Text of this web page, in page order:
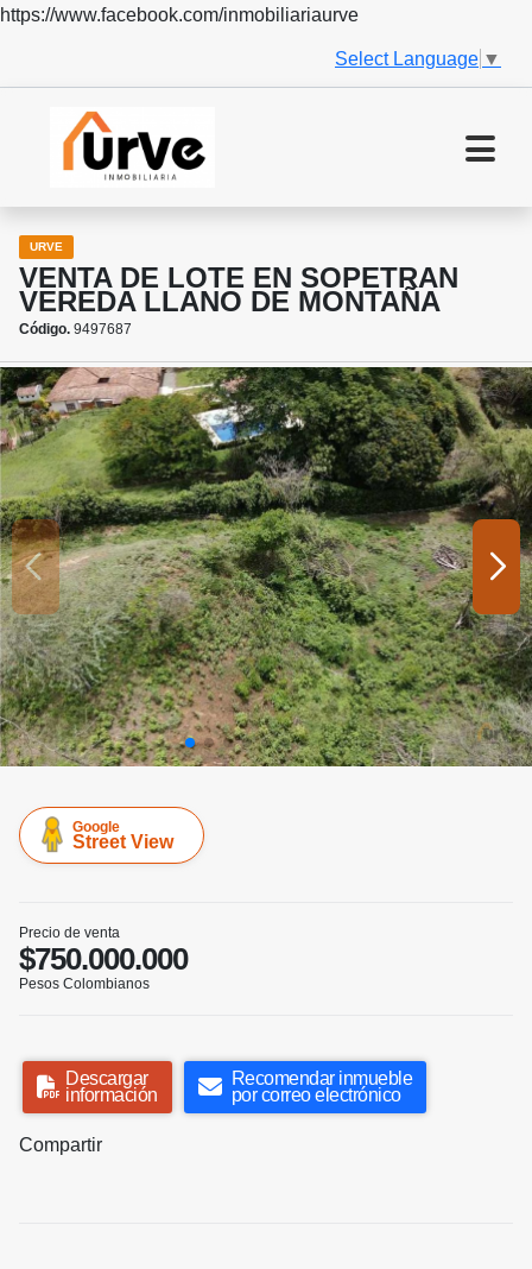
https://www.facebook.com/inmobiliariaurve
Select Language ▼
URVE
VENTA DE LOTE EN SOPETRAN
VEREDA LLANO DE MONTAÑA
Código. 9497687
Google
Street View
Precio de venta
$750.000.000
Pesos Colombianos
Descargar
información
Recomendar inmueble
por correo electrónico
Compartir